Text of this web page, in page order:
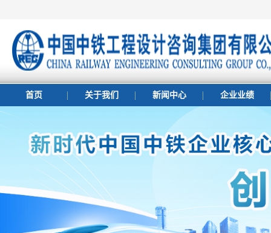
首页 关于我们 新闻中心 企业业绩